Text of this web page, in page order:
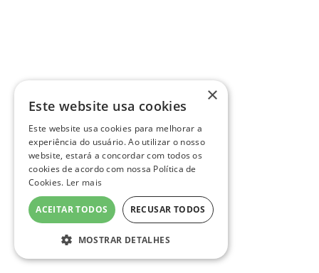
×
Este website usa cookies
Este website usa cookies para melhorar a
experiência do usuário. Ao utilizar o nosso
website, estará a concordar com todos os
cookies de acordo com nossa Política de
Cookies. Ler mais
ACEITAR TODOS RECUSAR TODOS
MOSTRAR DETALHES